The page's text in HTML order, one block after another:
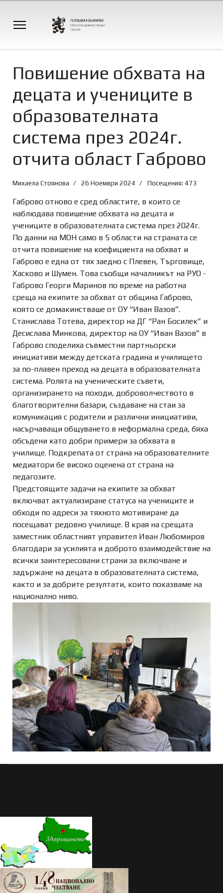
Повишение обхвата на
децата и учениците в
образователната
система през 2024г.
отчита област Габрово
Михаела Стоянова 26 Ноември 2024 Посещения: 473
Габрово отново е сред областите, в които се
наблюдава повишение обхвата на децата и
учениците в образователната система през 2024г.
По данни на МОН само в 5 области на страната се
отчита повишение на коефициента на обхват и
Габрово е една от тях заедно с Плевен, Търговище,
Хасково и Шумен. Това съобщи началникът на РУО -
Габрово Георги Маринов по време на работна
среща на екипите за обхват от община Габрово,
която се домакинстваше от ОУ “Иван Вазов”.
Станислава Тотева, директор на ДГ “Ран Босилек” и
Десислава Минкова, директор на ОУ “Иван Вазов” в
Габрово споделиха съвместни партньорски
инициативи между детската градина и училището
за по-плавен преход на децата в образователната
система. Ролята на ученическите съвети,
организирането на походи, доброволчеството в
благотворителни базари, създаване на стаи за
комуникация с родители и различни инициативи,
насърчаващи общуването в неформална среда, бяха
обсъдени като добри примери за обхвата в
училище. Подкрепата от страна на образователните
медиатори бе високо оценена от страна на
педагозите.
Предстоящите задачи на екипите за обхват
включват актуализиране статуса на учениците и
обходи по адреси за тяхното мотивиране да
посещават редовно училище. В края на срещата
заместник областният управител Иван Любомиров
благодари за усилията и доброто взаимодействие на
всички заинтересовани страни за включване и
задържане на децата в образователната система,
както и за добрите резултати, които показваме на
национално ниво.